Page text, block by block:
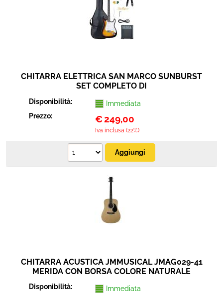
CHITARRA ELETTRICA SAN MARCO SUNBURST
SET COMPLETO DI
ELETTRONICO, PLETTRI
Disponibilità:
Immediata
Prezzo:
€249,00
Iva inclusa (22%)
CHITARRA ACUSTICA JMMUSICAL JMAG029-41
MERIDA CON BORSA COLORE NATURALE
Disponibilità:
Immediata